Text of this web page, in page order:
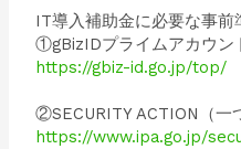
IT導入補助金に必要な事前
①gBizIDプライムアカウン
https://gbiz-id.go.jp/top/
②SECURITY ACTION（一
https://www.ipa.go.jp/